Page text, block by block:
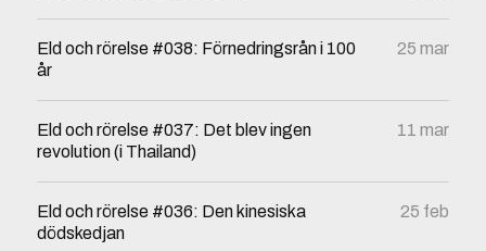
Eld och rörelse #038: Förnedringsrån i 100
år
25 mar
Eld och rörelse #037: Det blev ingen
revolution (i Thailand)
11 mar
Eld och rörelse #036: Den kinesiska
dödskedjan
25 feb